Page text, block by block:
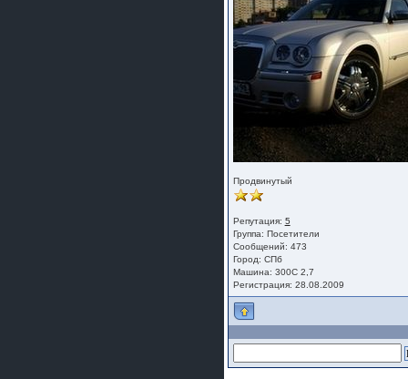
Продвинутый
Репутация: 5
Группа: Посетители
Сообщений: 473
Город: СПб
Машина: 300С 2,7
Регистрация: 28.08.2009